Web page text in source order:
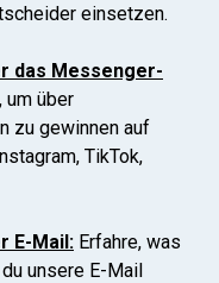
einsetzen.
das Messenger-
um über
zu gewinnen auf
TikTok,
E-Mail: Erfahre, was
unsere E-Mail